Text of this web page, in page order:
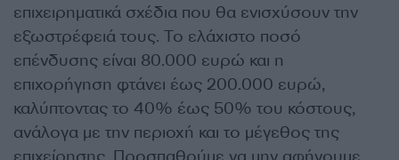
επιχειρηματικά σχέδια που θα ενισχύσουν την
εξωστρέφειά τους. Το ελάχιστο ποσό
επένδυσης είναι 80.000 ευρώ και η
επιχορήγηση φτάνει έως 200.000 ευρώ,
καλύπτοντας το 40% έως 50% του κόστους,
ανάλογα με την περιοχή και το μέγεθος της